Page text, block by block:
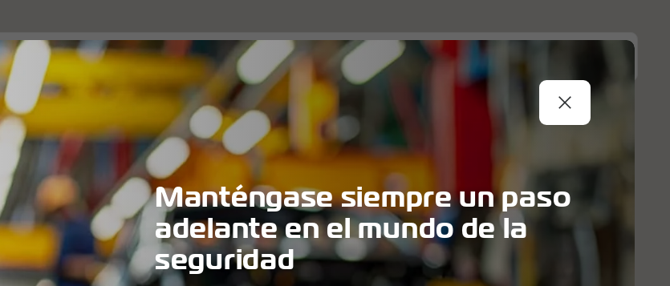
PRODUCTOS TECNOLOGÍAS PRODUCCIÓN EMPRESA NEWS CONTACTOS
Manténgase siempre un paso
adelante en el mundo de la
seguridad